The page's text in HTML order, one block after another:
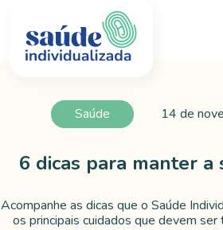
Saúde 14 de
6 dicas para manter a
Acompanhe as dicas que o Saúde
os principais cuidados que devem ser